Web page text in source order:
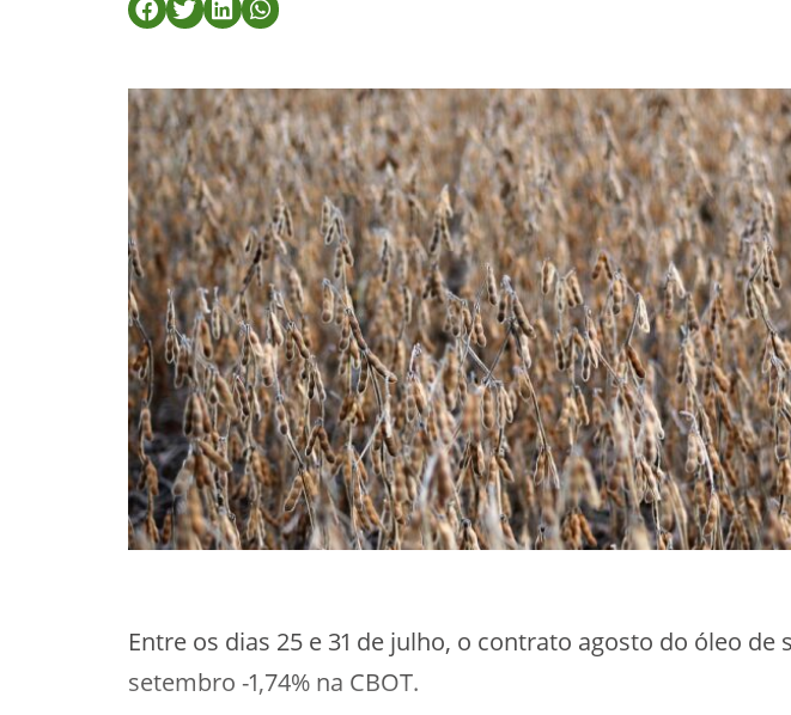
Entre os dias 25 e 31 de julho, o contrato agosto do óleo de
setembro -1,74% na CBOT.